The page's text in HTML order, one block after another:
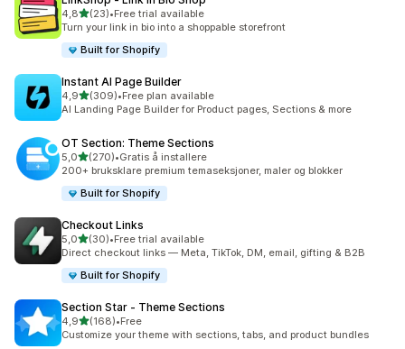
4,8av 5 stjerner
(23)
Totalt 23 omtaler
•Free trial available
Turn your link in bio into a shoppable storefront
Built for Shopify
Instant AI Page Builder
4,9av 5 stjerner
(309)
Totalt 309 omtaler
•Free plan available
AI Landing Page Builder for Product pages, Sections & more
OT Section: Theme Sections
5,0av 5 stjerner
(270)
Totalt 270 omtaler
•Gratis å installere
200+ bruksklare premium temaseksjoner, maler og blokker
Built for Shopify
Checkout Links
5,0av 5 stjerner
(30)
Totalt 30 omtaler
•Free trial available
Direct checkout links — Meta, TikTok, DM, email, gifting & B2B
Built for Shopify
Section Star ‑ Theme Sections
4,9av 5 stjerner
(168)
Totalt 168 omtaler
•Free
Customize your theme with sections, tabs, and product bundles